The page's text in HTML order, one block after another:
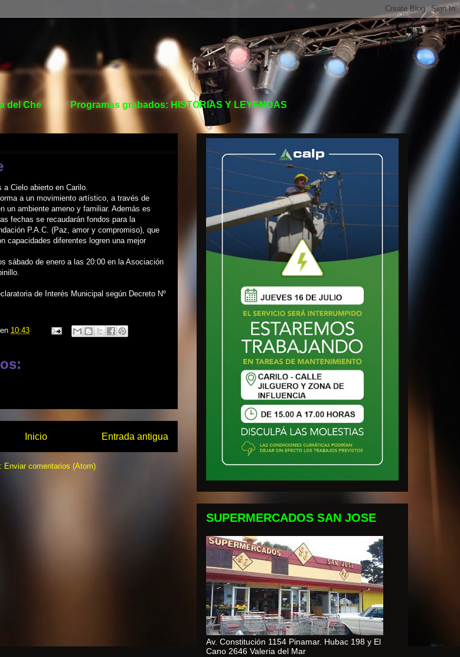
del Che Programas grabados: HISTORIAS Y LEYENDAS
a Cielo abierto en Carilo.
a un movimiento artístico, a través de
un ambiente ameno y familiar. Además es
fechas se recaudarán fondos para la
P.A.C. (Paz, amor y compromiso), que
capacidades diferentes logren una mejor
sábado de enero a las 20:00 en la Asociación
de Interés Municipal según Decreto Nº
en 10:43
Entrada antigua
Inicio
Enviar comentarios (Atom)
SUPERMERCADOS SAN JOSE
Av. Constitución 1154 Pinamar. Hubac 198 y El
Cano 2646 Valeria del Mar